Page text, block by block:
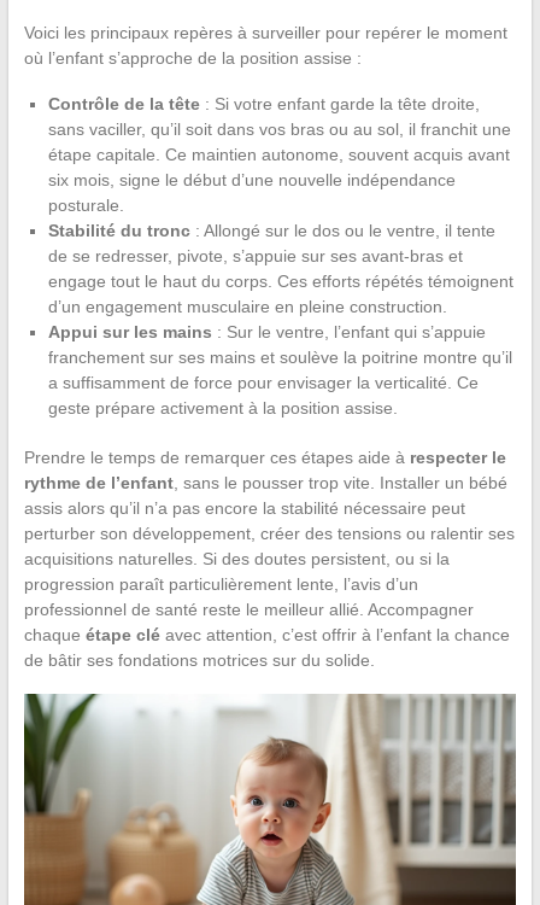
Voici les principaux repères à surveiller pour repérer le moment
où l’enfant s’approche de la position assise :
Contrôle de la tête: Si votre enfant garde la tête droite,
sans vaciller, qu’il soit dans vos bras ou au sol, il franchit une
étape capitale. Ce maintien autonome, souvent acquis avant
six mois, signe le début d’une nouvelle indépendance
posturale.
Stabilité du tronc: Allongé sur le dos ou le ventre, il tente
de se redresser, pivote, s’appuie sur ses avant-bras et
engage tout le haut du corps. Ces efforts répétés témoignent
d’un engagement musculaire en pleine construction.
Appui sur les mains : Sur le ventre, l’enfant qui s’appuie
franchement sur ses mains et soulève la poitrine montre qu’il
a suffisamment de force pour envisager la verticalité. Ce
geste prépare activement à la position assise.
Prendre le temps de remarquer ces étapes aide à respecter le
rythme de l’enfant, sans le pousser trop vite. Installer un bébé
assis alors qu’il n’a pas encore la stabilité nécessaire peut
perturber son développement, créer des tensions ou ralentir ses
acquisitions naturelles. Si des doutes persistent, ou si la
progression paraît particulièrement lente, l’avis d’un
professionnel de santé reste le meilleur allié. Accompagner
chaque étape cléavec attention, c’est offrir à l’enfant la chance
de bâtir ses fondations motrices sur du solide.